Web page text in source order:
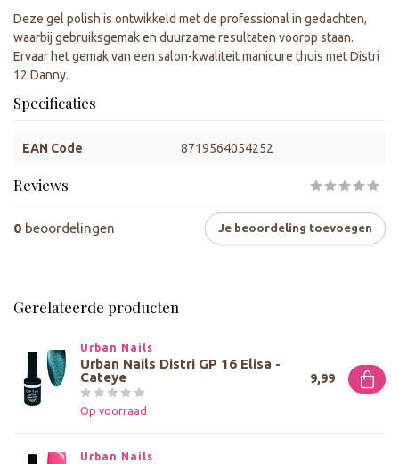
Deze gel polish is ontwikkeld met de professional in gedachten,
waarbij gebruiksgemak en duurzame resultaten voorop staan.
Ervaar het gemak van een salon-kwaliteit manicure thuis met Distri
12 Danny.
Specificaties
EAN Code 8719564054252
Reviews
0 beoordelingen Je beoordeling toevoegen
Gerelateerde producten
Urban Nails
Urban Nails Distri GP 16 Elisa -
Cateye
Op voorraad
9,99
Urban Nails